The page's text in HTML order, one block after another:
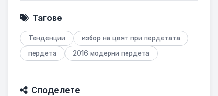
Тагове
Тенденции
избор на цвят при пердетата
пердета
2016 модерни пердета
Споделете